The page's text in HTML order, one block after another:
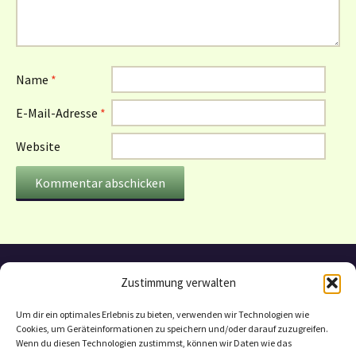
Zustimmung verwalten
Um dir ein optimales Erlebnis zu bieten, verwenden wir Technologien wie
Cookies, um Geräteinformationen zu speichern und/oder darauf zuzugreifen.
Wenn du diesen Technologien zustimmst, können wir Daten wie das
Name *
E-Mail-Adresse *
Website